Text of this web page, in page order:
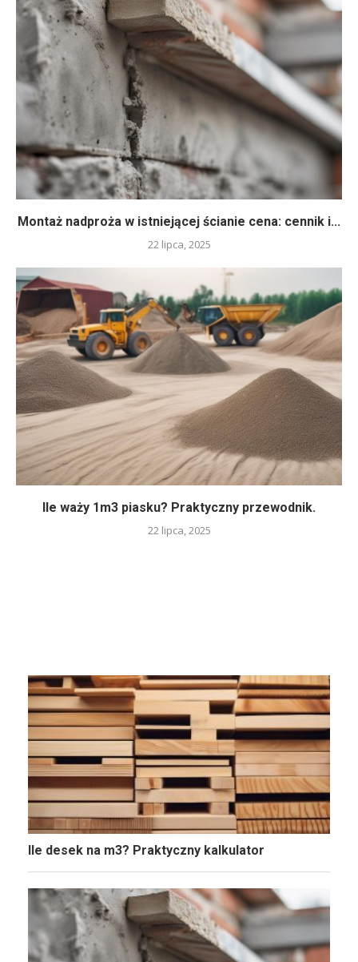
Montaż nadproża w istniejącej ścianie cena: cennik i...
22 lipca, 2025
Ile waży 1m3 piasku? Praktyczny przewodnik.
22 lipca, 2025
Ile desek na m3? Praktyczny kalkulator